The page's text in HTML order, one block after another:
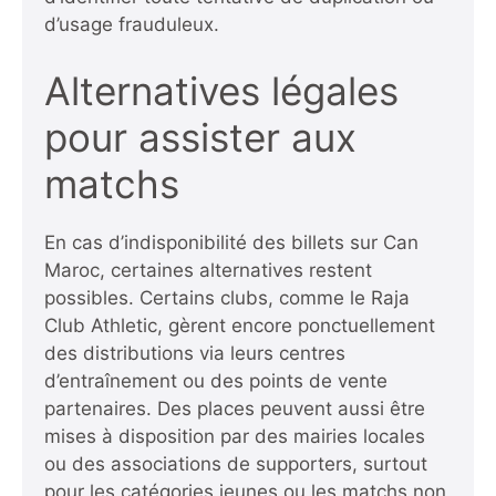
d’usage frauduleux.
Alternatives légales
pour assister aux
matchs
En cas d’indisponibilité des billets sur Can
Maroc, certaines alternatives restent
possibles. Certains clubs, comme le Raja
Club Athletic, gèrent encore ponctuellement
des distributions via leurs centres
d’entraînement ou des points de vente
partenaires. Des places peuvent aussi être
mises à disposition par des mairies locales
ou des associations de supporters, surtout
pour les catégories jeunes ou les matchs non